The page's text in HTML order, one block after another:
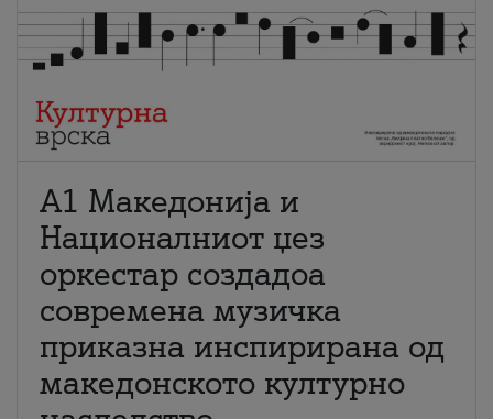
А1 Македонија и
Националниот џез
оркестар создадоа
современа музичка
приказна инспирирана од
македонското културно